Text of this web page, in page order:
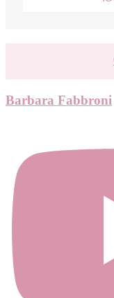
Barbara Fabbroni